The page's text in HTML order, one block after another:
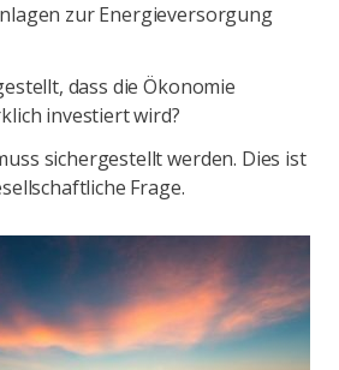
zur Energieversorgung
dass die Ökonomie
investiert wird?
sichergestellt werden. Dies ist
Frage.